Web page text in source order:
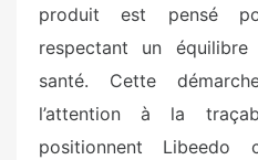
produit est pensé
respectant un
santé. Cette
l’attention à la
positionnent Libeedo